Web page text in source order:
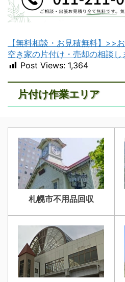
【無料相談・お見積無料】>>
空き家の片付け・売却の相談し
Post Views: 1,364
片付け作業エリア
札幌市不用品回収